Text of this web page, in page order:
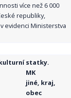
více než 6 000
republiky,
evidenci Ministerstva
statky.
MK
jiné, kraj,
obec